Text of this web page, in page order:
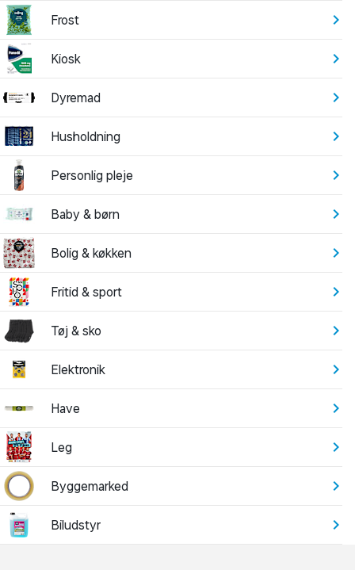
Frost
Kiosk
Dyremad
Husholdning
Personlig pleje
Baby & børn
Bolig & køkken
Fritid & sport
Tøj & sko
Elektronik
Have
Leg
Byggemarked
Biludstyr